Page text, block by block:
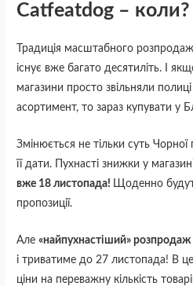
Catfeatdog – коли?
Традиція масштабного
існує вже багато десятиліть. І
магазини просто звільняли
асортимент, то зараз купувати у
Змінюється не тільки суть
її дати. Пухнасті знижки у
вже 18 листопада! Щоденно
пропозиції.
Але«найпухнастіший»
і триватиме до 27 листопада! В
ціни на переважну кількість